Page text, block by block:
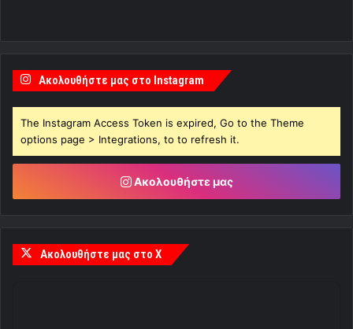
Ακολουθήστε μας στο Instagram
The Instagram Access Token is expired, Go to the Theme
options page > Integrations, to to refresh it.
Ακολουθήστε μας
Ακολουθήστε μας στο X